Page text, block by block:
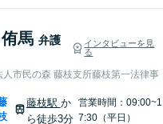
馬 弁護
インタビューを見
る
人市民の森 藤枝支所藤枝第一法律事
藤枝駅 か
ら徒歩3分
営業時間：09:00~1
7:30（平日）